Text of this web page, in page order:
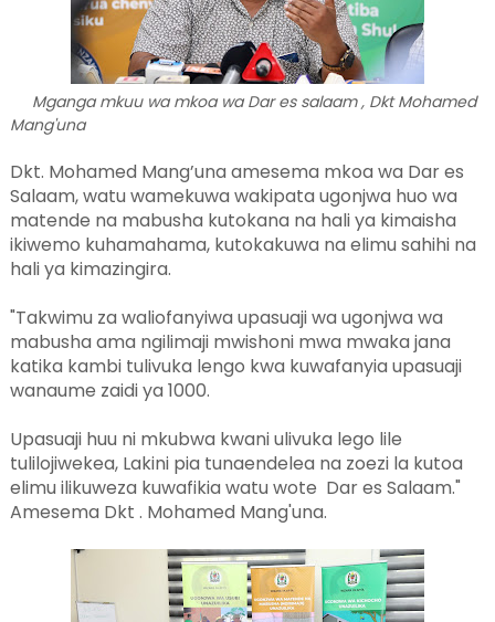
Mganga mkuu wa mkoa wa Dar es salaam , Dkt Mohamed
Mang'una
Dkt. Mohamed Mang’una amesema mkoa wa Dar es
Salaam, watu wamekuwa wakipata ugonjwa huo wa
matende na mabusha kutokana na hali ya kimaisha
ikiwemo kuhamahama, kutokakuwa na elimu sahihi na
hali ya kimazingira.
"Takwimu za waliofanyiwa upasuaji wa ugonjwa wa
mabusha ama ngilimaji mwishoni mwa mwaka jana
katika kambi tulivuka lengo kwa kuwafanyia upasuaji
wanaume zaidi ya 1000.
Upasuaji huu ni mkubwa kwani ulivuka lego lile
tulilojiwekea, Lakini pia tunaendelea na zoezi la kutoa
elimu ilikuweza kuwafikia watu wote Dar es Salaam."
Amesema Dkt . Mohamed Mang'una.